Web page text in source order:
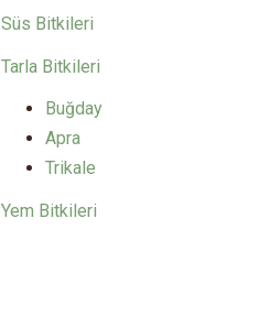
Süs Bitkileri
Tarla Bitkileri
Buğday
Apra
Trikale
Yem Bitkileri